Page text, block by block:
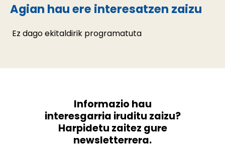
Agian hau ere interesatzen zaizu
Ez dago ekitaldirik programatuta
Informazio hau
interesgarria iruditu zaizu?
Harpidetu zaitez gure
newsletterrera.